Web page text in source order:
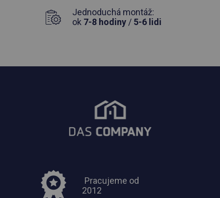
Jednoduchá montáž:
ok 7-8 hodiny / 5-6 lidi
Pracujeme od
2012